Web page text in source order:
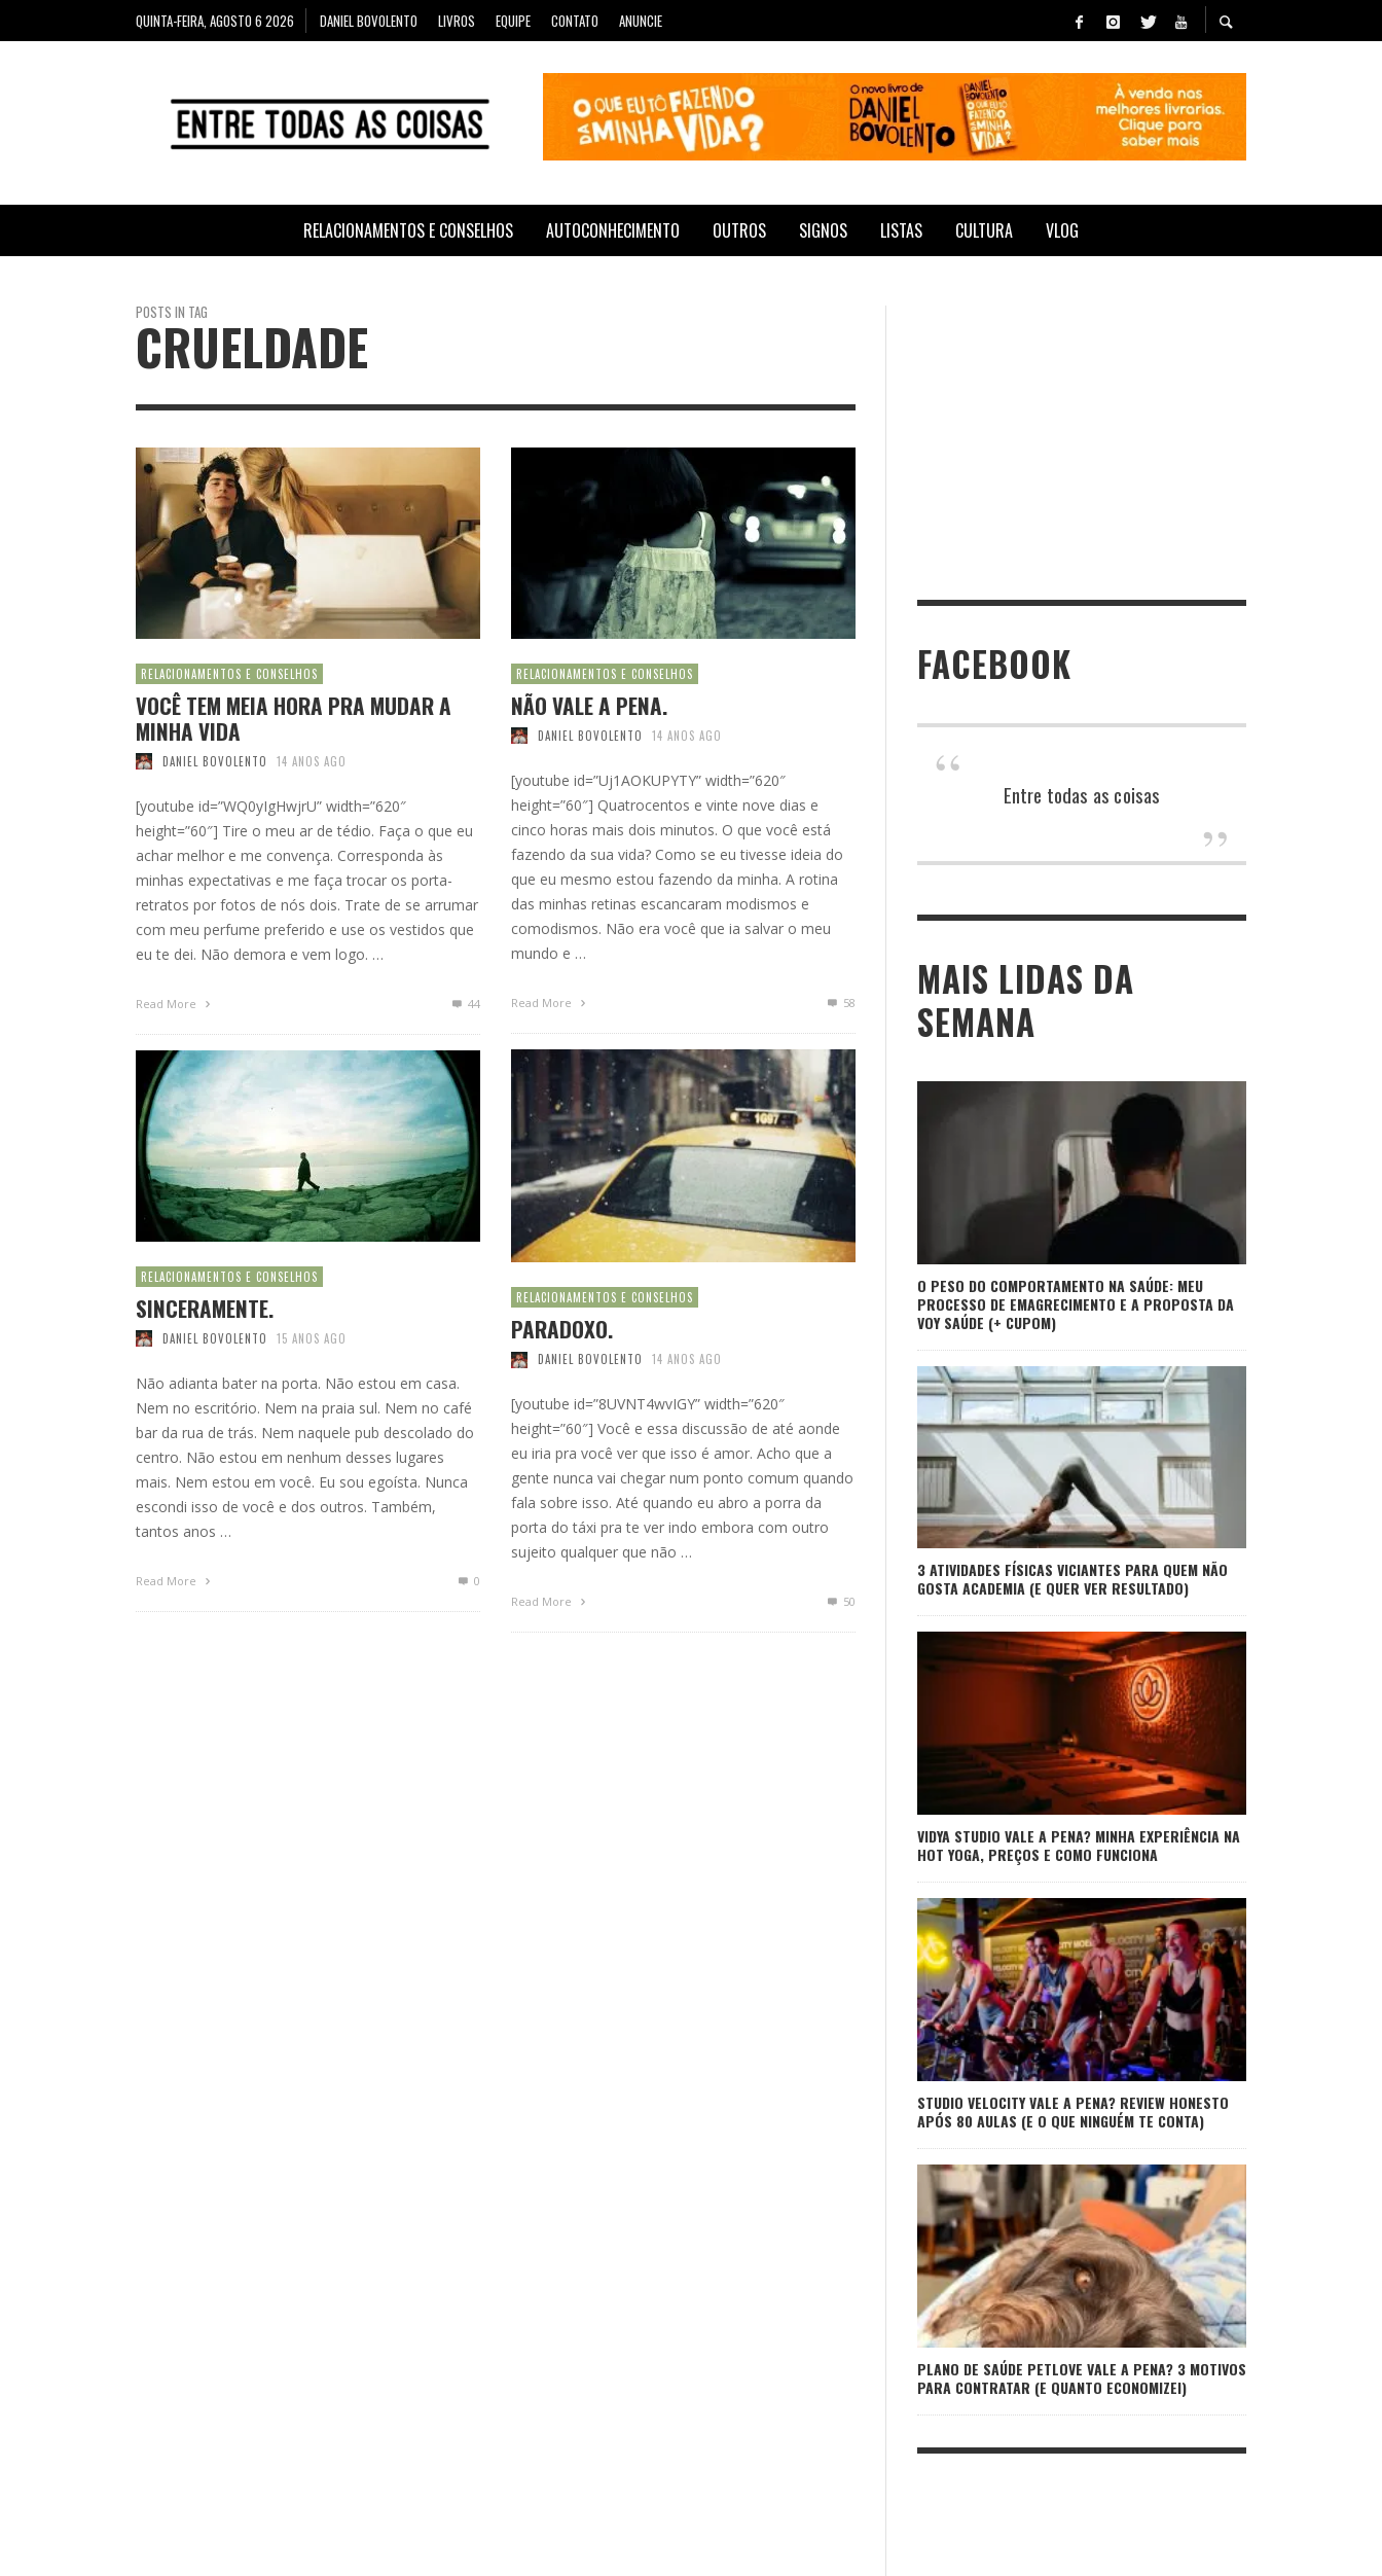
QUINTA-FEIRA, AGOSTO 6 2026 DANIEL BOVOLENTO LIVROS EQUIPE CONTATO ANUNCIE
RELACIONAMENTOS E CONSELHOS AUTOCONHECIMENTO OUTROS SIGNOS LISTAS CULTURA VLOG
POSTS IN TAG
CRUELDADE
RELACIONAMENTOS E CONSELHOS
VOCÊ TEM MEIA HORA PRA MUDAR A
MINHA VIDA
DANIEL BOVOLENTO 14 ANOS AGO
[youtube id=”WQ0yIgHwjrU” width=”620″
height=”60″] Tire o meu ar de tédio. Faça o que eu
achar melhor e me convença. Corresponda às
minhas expectativas e me faça trocar os porta-
retratos por fotos de nós dois. Trate de se arrumar
com meu perfume preferido e use os vestidos que
eu te dei. Não demora e vem logo. …
Read More 44
RELACIONAMENTOS E CONSELHOS
NÃO VALE A PENA.
DANIEL BOVOLENTO 14 ANOS AGO
[youtube id=”Uj1AOKUPYTY” width=”620″
height=”60″] Quatrocentos e vinte nove dias e
cinco horas mais dois minutos. O que você está
fazendo da sua vida? Como se eu tivesse ideia do
que eu mesmo estou fazendo da minha. A rotina
das minhas retinas escancaram modismos e
comodismos. Não era você que ia salvar o meu
mundo e …
Read More 58
RELACIONAMENTOS E CONSELHOS
PARADOXO.
DANIEL BOVOLENTO 14 ANOS AGO
[youtube id=”8UVNT4wvIGY” width=”620″
height=”60″] Você e essa discussão de até aonde
eu iria pra você ver que isso é amor. Acho que a
gente nunca vai chegar num ponto comum quando
fala sobre isso. Até quando eu abro a porra da
porta do táxi pra te ver indo embora com outro
sujeito qualquer que não …
Read More 50
RELACIONAMENTOS E CONSELHOS
SINCERAMENTE.
DANIEL BOVOLENTO 15 ANOS AGO
Não adianta bater na porta. Não estou em casa.
Nem no escritório. Nem na praia sul. Nem no café
bar da rua de trás. Nem naquele pub descolado do
centro. Não estou em nenhum desses lugares
mais. Nem estou em você. Eu sou egoísta. Nunca
escondi isso de você e dos outros. Também,
tantos anos …
Read More 0
FACEBOOK
Entre todas as coisas
MAIS LIDAS DA
SEMANA
O PESO DO COMPORTAMENTO NA SAÚDE: MEU
PROCESSO DE EMAGRECIMENTO E A PROPOSTA DA
VOY SAÚDE (+ CUPOM)
3 ATIVIDADES FÍSICAS VICIANTES PARA QUEM NÃO
GOSTA ACADEMIA (E QUER VER RESULTADO)
VIDYA STUDIO VALE A PENA? MINHA EXPERIÊNCIA NA
HOT YOGA, PREÇOS E COMO FUNCIONA
STUDIO VELOCITY VALE A PENA? REVIEW HONESTO
APÓS 80 AULAS (E O QUE NINGUÉM TE CONTA)
PLANO DE SAÚDE PETLOVE VALE A PENA? 3 MOTIVOS
PARA CONTRATAR (E QUANTO ECONOMIZEI)